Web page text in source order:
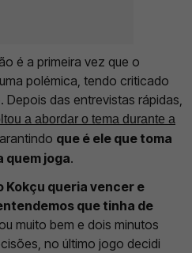
é a primeira vez que o
polémica, tendo criticado
das entrevistas rápidas,
a abordar o tema durante a
que é ele que toma
quem joga.
Kokçu queria vencer e
que tinha de
muito bem e dois minutos
no último jogo decidi